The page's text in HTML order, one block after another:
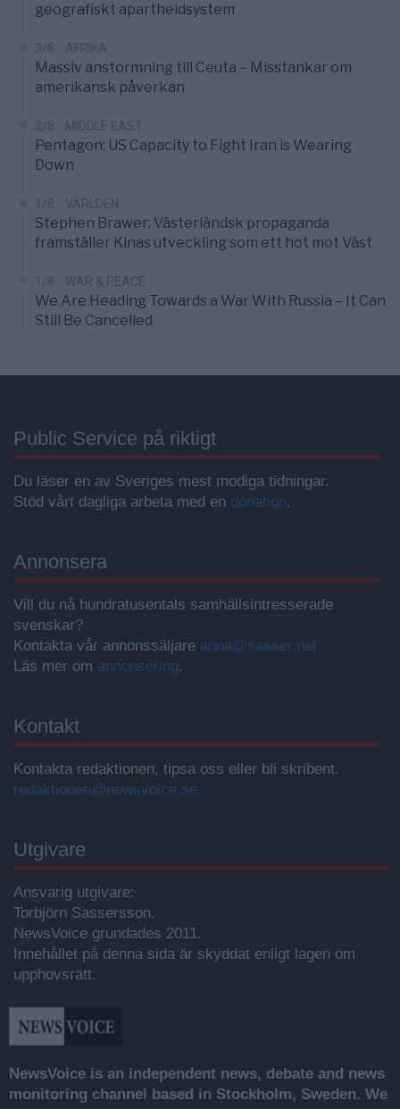
geografiskt apartheidsystem
3/8 AFRIKA
Massiv anstormning till Ceuta – Misstankar om
amerikansk påverkan
2/8 MIDDLE EAST
Pentagon: US Capacity to Fight Iran is Wearing
Down
1/8 VÄRLDEN
Stephen Brawer: Västerländsk propaganda
framställer Kinas utveckling som ett hot mot Väst
1/8 WAR & PEACE
We Are Heading Towards a War With Russia – It Can
Still Be Cancelled
Public Service på riktigt
Du läser en av Sveriges mest modiga tidningar.
Stöd vårt dagliga arbeta med en donation.
Annonsera
Vill du nå hundratusentals samhällsintresserade
svenskar?
Kontakta vår annonssäljare anna@sasser.net
Läs mer om annonsering.
Kontakt
Kontakta redaktionen, tipsa oss eller bli skribent.
redaktionen@newsvoice.se
Utgivare
Ansvarig utgivare:
Torbjörn Sassersson.
NewsVoice grundades 2011.
Innehållet på denna sida är skyddat enligt lagen om
upphovsrätt.
NewsVoice is an independent news, debate and news
monitoring channel based in Stockholm, Sweden. We